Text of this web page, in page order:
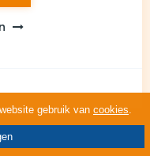
gebruik van cookies.